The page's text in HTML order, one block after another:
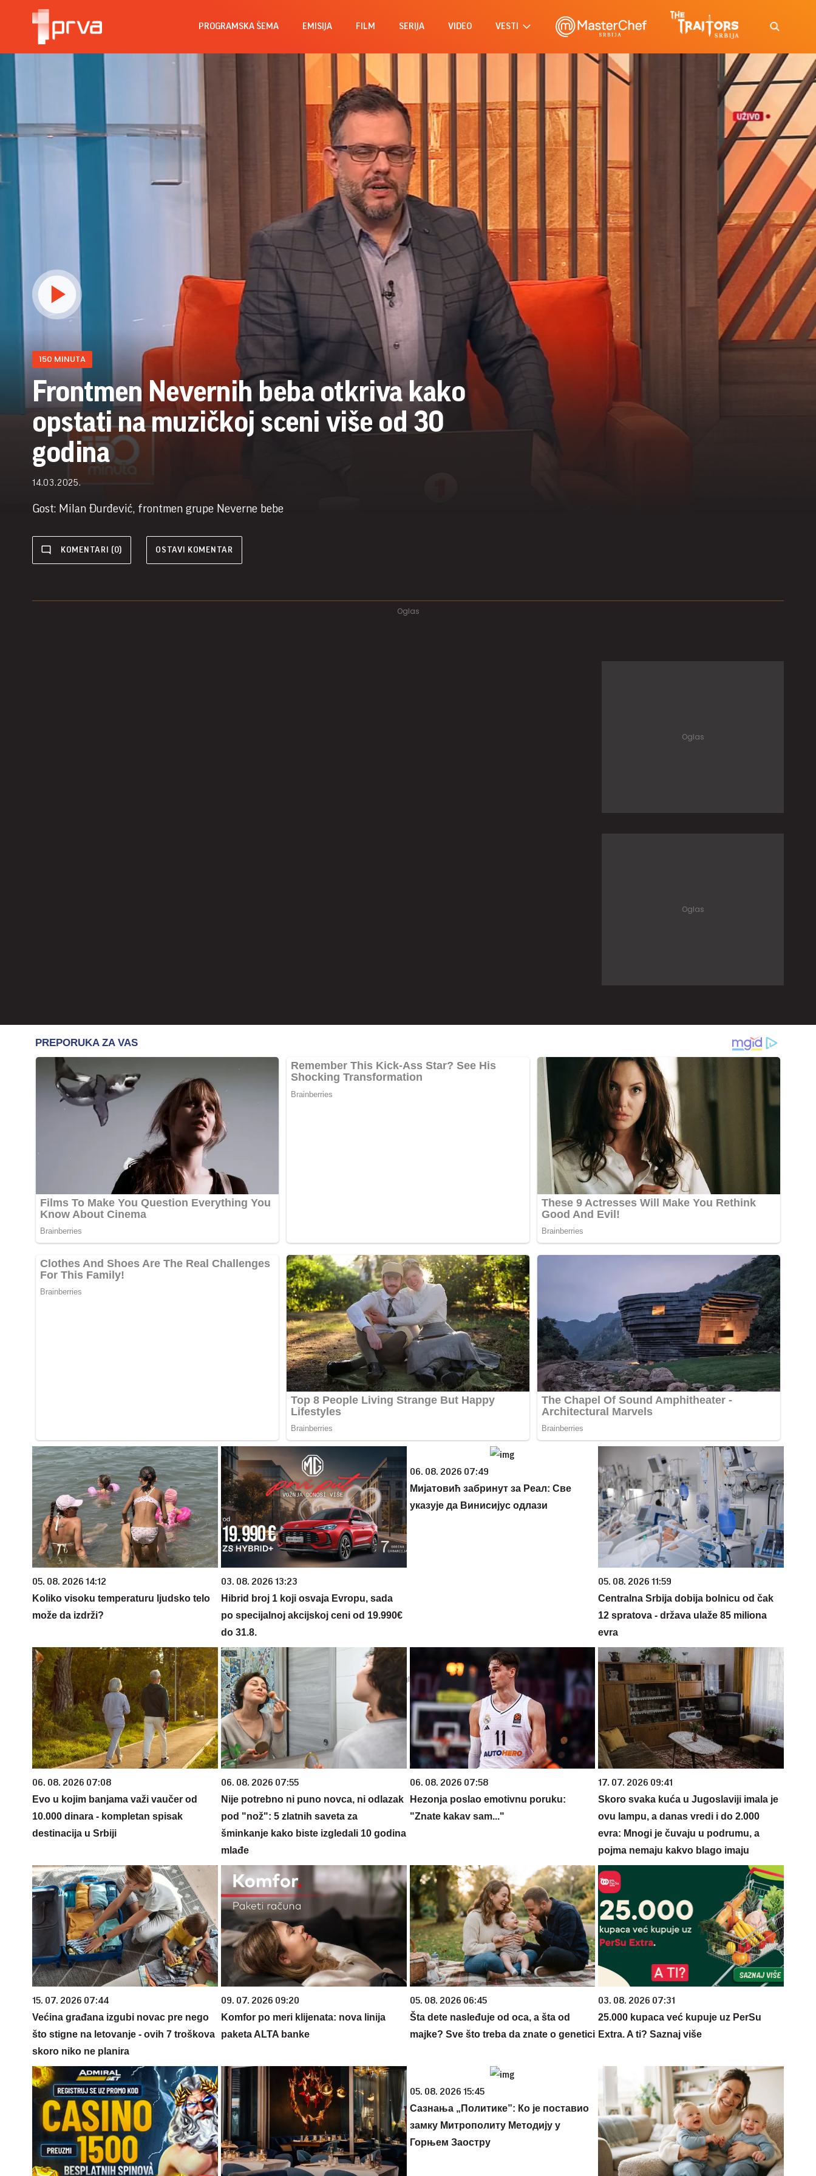
PROGRAMSKA ŠEMA EMISIJA FILM SERIJA VIDEO VESTI
150 MINUTA
Frontmen Nevernih beba otkriva kako
opstati na muzičkoj sceni više od 30
godina
14.03.2025.
Gost: Milan Đurđević, frontmen grupe Neverne bebe
KOMENTARI (0) OSTAVI KOMENTAR
05. 08. 2026 14:12
Koliko visoku temperaturu ljudsko telo
može da izdrži?
03. 08. 2026 13:23
Hibrid broj 1 koji osvaja Evropu, sada
po specijalnoj akcijskoj ceni od 19.990€
do 31.8.
06. 08. 2026 07:49
Мијатовић забринут за Реал: Све
указује да Винисијус одлази
05. 08. 2026 11:59
Centralna Srbija dobija bolnicu od čak
12 spratova - država ulaže 85 miliona
evra
06. 08. 2026 07:08
Evo u kojim banjama važi vaučer od
10.000 dinara - kompletan spisak
destinacija u Srbiji
06. 08. 2026 07:55
Nije potrebno ni puno novca, ni odlazak
pod "nož": 5 zlatnih saveta za
šminkanje kako biste izgledali 10 godina
mlađe
06. 08. 2026 07:58
Hezonja poslao emotivnu poruku:
"Znate kakav sam..."
17. 07. 2026 09:41
Skoro svaka kuća u Jugoslaviji imala je
ovu lampu, a danas vredi i do 2.000
evra: Mnogi je čuvaju u podrumu, a
pojma nemaju kakvo blago imaju
15. 07. 2026 07:44
Većina građana izgubi novac pre nego
što stigne na letovanje - ovih 7 troškova
skoro niko ne planira
09. 07. 2026 09:20
Komfor po meri klijenata: nova linija
paketa ALTA banke
05. 08. 2026 06:45
Šta dete nasleđuje od oca, a šta od
majke? Sve što treba da znate o genetici
03. 08. 2026 07:31
25.000 kupaca već kupuje uz PerSu
Extra. A ti? Saznaj više
05. 08. 2026 15:45
Сазнања „Политике”: Ко је поставио
замку Митрополиту Методију у
Горњем Заостру